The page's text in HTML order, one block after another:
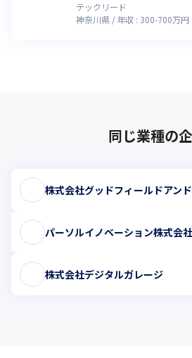
テックリード
神奈川県
年収 : 300-700万円
同じ業種の
株式会社グッドフィールドアン
パーソルイノベーション株式会社
株式会社デジタルガレージ